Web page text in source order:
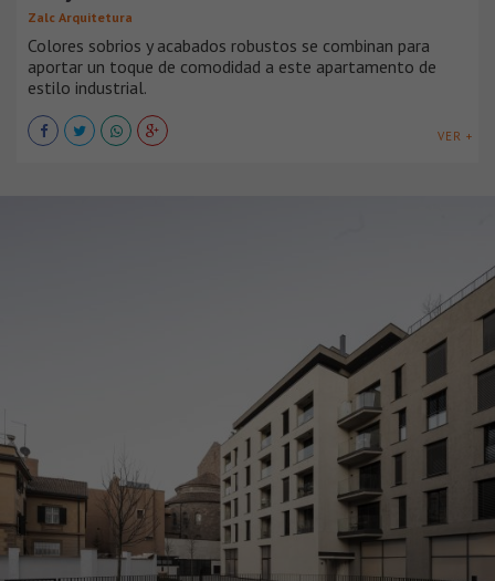
Zalc Arquitetura
Colores sobrios y acabados robustos se combinan para
aportar un toque de comodidad a este apartamento de
estilo industrial.
VER +